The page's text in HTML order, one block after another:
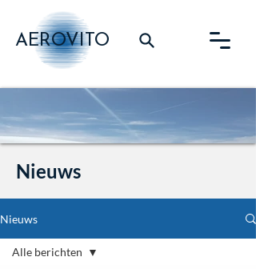
AEROVITO
Nieuws
Nieuws
Alle berichten